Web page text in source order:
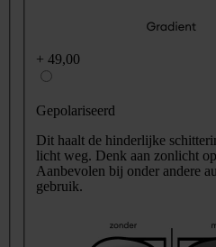
+ 49,00
Gepolariseerd
Dit haalt de hinderlijke
licht weg. Denk aan zonlicht
Aanbevolen bij onder andere
gebruik.